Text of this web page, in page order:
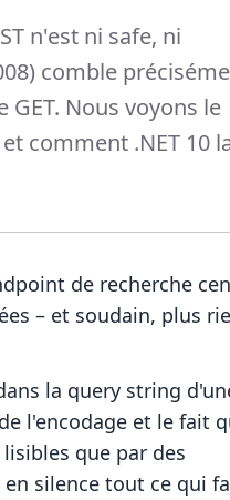
n'est ni safe, ni
comble
GET. Nous voyons le
comment .NET 10
de recherche
– et soudain, plus
la query string
l'encodage et le fait
que par des
silence tout ce qui